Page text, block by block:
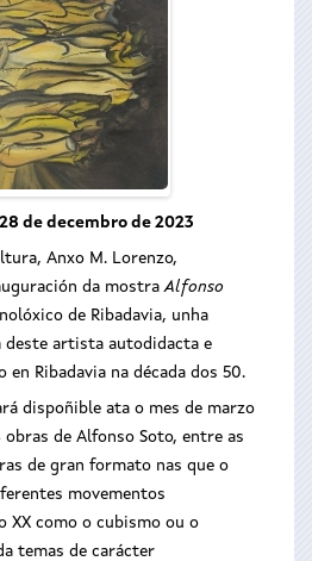
de decembro de 2023
Anxo M. Lorenzo,
da mostraAlfonso
de Ribadavia, unha
deste artista autodidacta e
Ribadavia na década dos 50.
dispoñible ata o mes de marzo
de Alfonso Soto, entre as
de gran formato nas que o
movementos
XX como o cubismo ou o
temas de carácter